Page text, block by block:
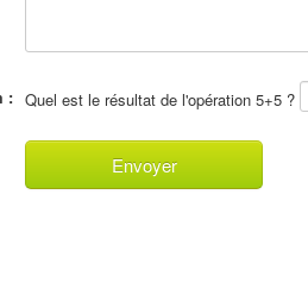
: Quel est le résultat de l'opération 5+5 ?